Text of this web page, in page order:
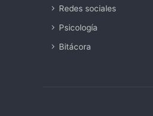
Redes sociales
Psicología
Bitácora